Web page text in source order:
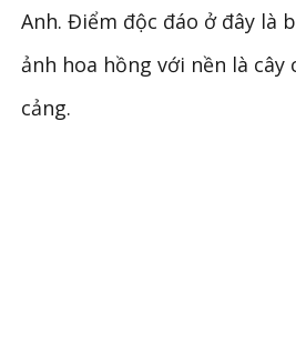
Anh. Điểm độc đáo ở đây là
ảnh hoa hồng với nền là cây
cảng.